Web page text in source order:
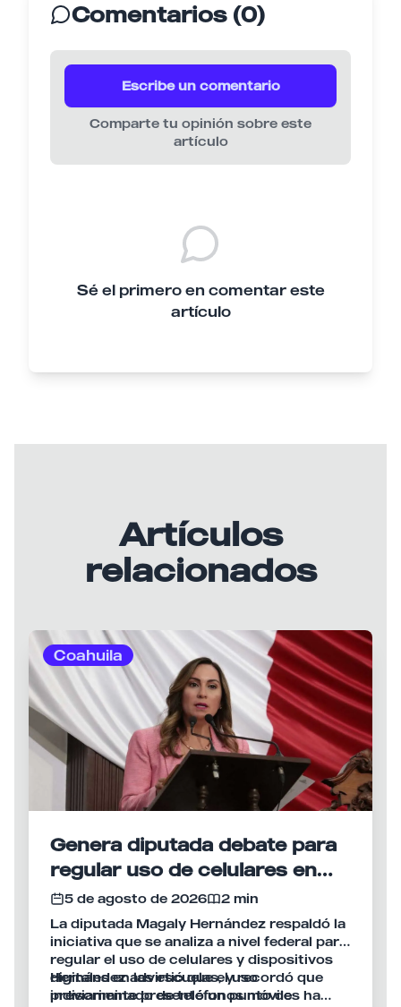
Comentarios (0)
Escribe un comentario
Comparte tu opinión sobre este
artículo
Sé el primero en comentar este
artículo
Artículos
relacionados
Coahuila
Genera diputada debate para
regular uso de celulares en
escuelas de Coahuila
5 de agosto de 2026
2 min
La diputada Magaly Hernández respaldó la
iniciativa que se analiza a nivel federal para
regular el uso de celulares y dispositivos
digitales en las escuelas, y recordó que
previamente presentó un punto de
Hernández advirtió que el uso
indiscriminado de teléfonos móviles ha